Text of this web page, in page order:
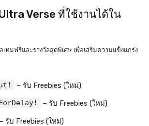
Verse ที่ใช้งานได้ใน
เทมฟรีและรางวัลสุดพิเศษ เพื่อเสริมความแข็งแกร่ง
– รับ Freebies (ใหม่)
– รับ Freebies (ใหม่)
– รับ Freebies (ใหม่)